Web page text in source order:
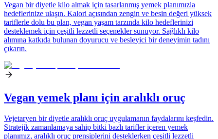
Vegan bir diyetle kilo almak için tasarlanmış yemek planımızla
hedeflerinize ulaşın. Kalori açısından zengin ve besin değeri yüksek
tariflerle dolu bu plan, vegan yaşam tarzında kilo hedeflerinizi
desteklemek için çeşitli lezzetli seçenekler sunuyor. Sağlıklı kilo
alımına katkıda bulunan doyurucu ve besleyici bir deneyimin tadını
çıkarın.
Vegan yemek planı için aralıklı oruç
Vejetaryen bir diyetle aralıklı oruç uygulamanın faydalarını keşfedin.
Stratejik zamanlamaya sahip bitki bazlı tarifler içeren yemek
planımız, aralıklı oruç prensiplerini desteklerken çeşitli lezzetli